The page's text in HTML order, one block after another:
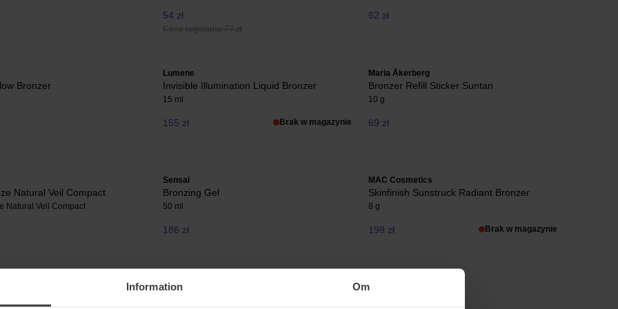
Information Om
54 zł
Cena regularna 77 zł
62 zł
Bronzer
Lumene
Invisible Illumination Liquid Bronzer
15 ml
155 zł Brak w magazynie
Maria Åkerberg
Bronzer Refill Sticker Suntan
10 g
69 zł
Natural Veil Compact
Natural Veil Compact
Sensai
Bronzing Gel
50 ml
186 zł
MAC Cosmetics
Skinfinish Sunstruck Radiant Bronzer
8 g
198 zł Brak w magazynie
IDUN Minerals Dr. Hauschka